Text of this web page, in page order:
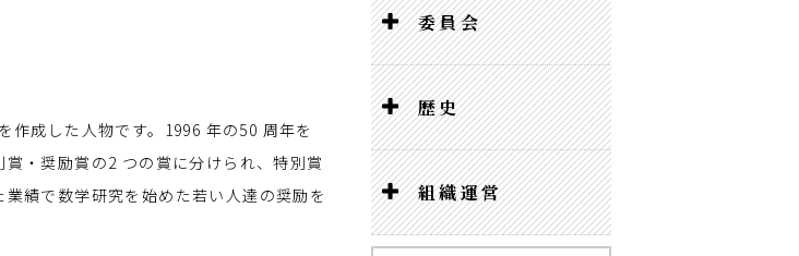
成した人物です。1996 年の50 周年を
・奨励賞の2 つの賞に分けられ、特別賞
績で数学研究を始めた若い人達の奨励を
委員会
歴史
組織運営